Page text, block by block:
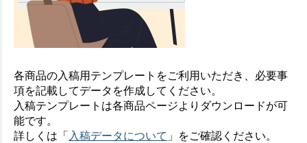
各商品の入稿用テンプレートをご利用いただき、必要事
項を記載してデータを作成してください。
入稿テンプレートは各商品ページよりダウンロードが可
能です。
詳しくは「 入稿データについて 」をご確認ください。